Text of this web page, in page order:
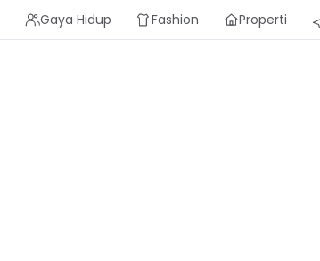
Gaya Hidup Fashion Properti